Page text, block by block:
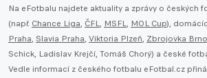
Na eFotbalu najdete aktuality a zprávy o českých
(např. Chance Liga, ČFL, MSFL, MOL Cup),
Praha, Slavia Praha, Viktoria Plzeň, Zbrojovka Brno
Schick, Ladislav Krejčí, Tomáš Chorý) a české
Vedle informací z českého fotbalu eFotbal.cz